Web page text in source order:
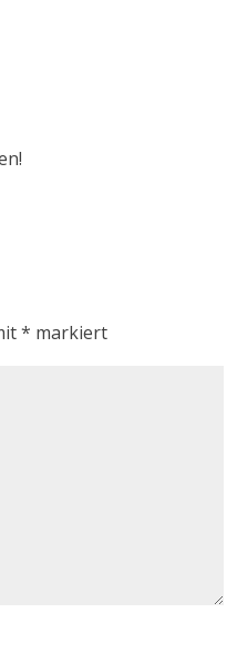
* markiert